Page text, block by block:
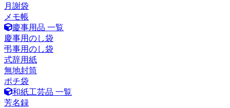
月謝袋
メモ帳
慶事用品 一覧
慶事用のし袋
弔事用のし袋
式辞用紙
無地封筒
ポチ袋
和紙工芸品 一覧
芳名録